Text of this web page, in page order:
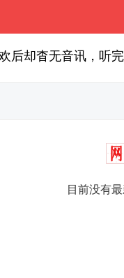
后却杳无音讯，听
目前没有